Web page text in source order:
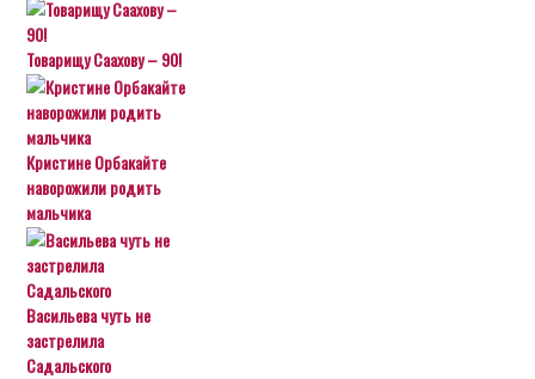
Товарищу Саахову – 90!
Кристине Орбакайте
наворожили родить
мальчика
Васильева чуть не
застрелила
Садальского